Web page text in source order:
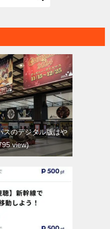
スのデジタル版はや
view